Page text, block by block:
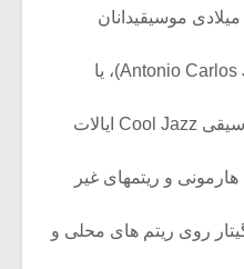
هنگامی که در اواسط دهه ۵۰ میلادی موسیقیدانان
آنتونیو کارلوس جوبیم (Antonio Carlos Jobim)، یا
گیلبرتو (Joao Gilberto) با موسیقی Cool Jazz ایالات
و ریتمهای غیر
روی ریتم های محلی و